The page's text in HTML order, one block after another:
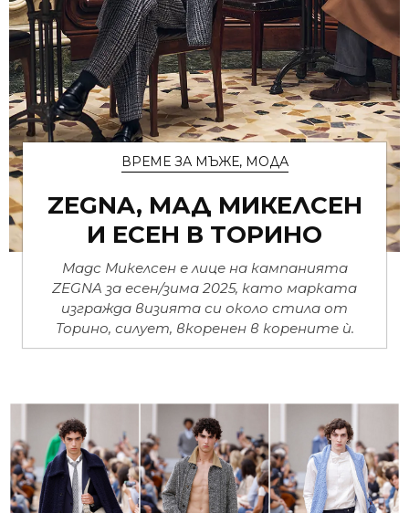
ВРЕМЕ ЗА МЪЖЕ, МОДА
ZEGNA, МАД МИКЕЛСЕН
И ЕСЕН В ТОРИНО
Мадс Микелсен е лице на кампанията
ZEGNA за есен/зима 2025, като марката
изгражда визията си около стила от
Торино, силует, вкоренен в корените ѝ.